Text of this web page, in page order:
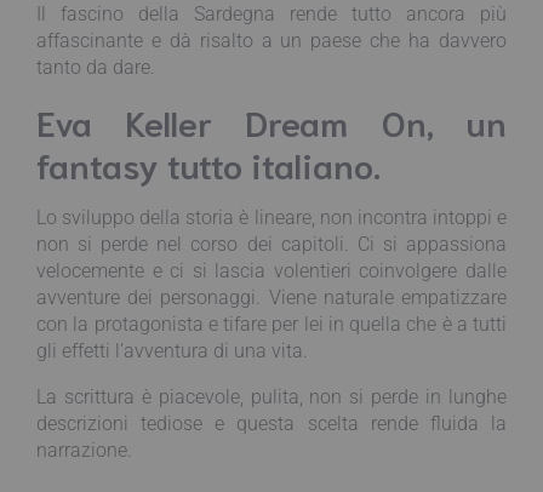
Il fascino della Sardegna rende tutto ancora più
affascinante e dà risalto a un paese che ha davvero
tanto da dare.
Eva Keller Dream On, un
fantasy tutto italiano.
Lo sviluppo della storia è lineare, non incontra intoppi e
non si perde nel corso dei capitoli. Ci si appassiona
velocemente e ci si lascia volentieri coinvolgere dalle
avventure dei personaggi. Viene naturale empatizzare
con la protagonista e tifare per lei in quella che è a tutti
gli effetti l’avventura di una vita.
La scrittura è piacevole, pulita, non si perde in lunghe
descrizioni tediose e questa scelta rende fluida la
narrazione.